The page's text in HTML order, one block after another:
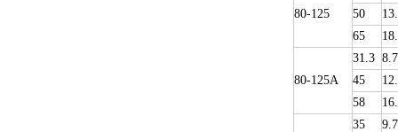
80-125
50
65
80-125A
31.3 8.7
45
58
35